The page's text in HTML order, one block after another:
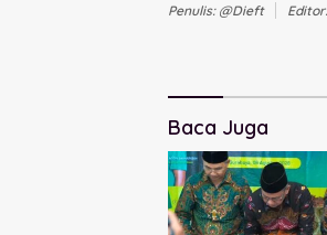
Penulis: @dieft
Baca Juga